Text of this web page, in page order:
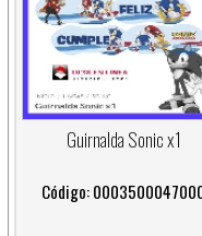
Guirnalda Sonic x1
Código: